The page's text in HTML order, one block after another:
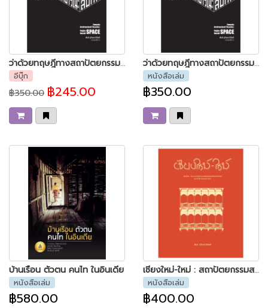
ว่าด้วยทฤษฎีทางสถาปัตยกรรม พื้นที่สาธารณะและพื้นที่ทางสังคม
อีบุ๊ก
฿350.00 ฿245.00
ว่าด้วยทฤษฎีทางสถาปัตยกรรม พื้นที่สาธารณะและพื้นที่ทางสังคม พิมพ์ครั้งที่ 2
หนังสือเล่ม
฿350.00
บ้านเรือน ตัวตน คนไท ในอินเดีย
หนังสือเล่ม
฿580.00
เชียงใหม่-ใหม่ : สถาปัตยกรรมสมัยใหม่แห่งเมืองเชียงใหม่ ระหว่างปี พ.ศ. 2427-2518
หนังสือเล่ม
฿400.00